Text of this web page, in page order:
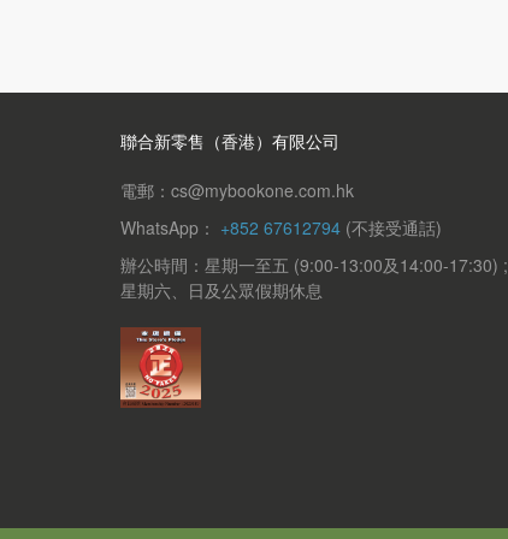
聯合新零售（香港）有限公司
電郵：cs@mybookone.com.hk
WhatsApp： +852 67612794 (不接受通話)
辦公時間：星期一至五 (9:00-13:00及14:00-17:30) ;
星期六、日及公眾假期休息